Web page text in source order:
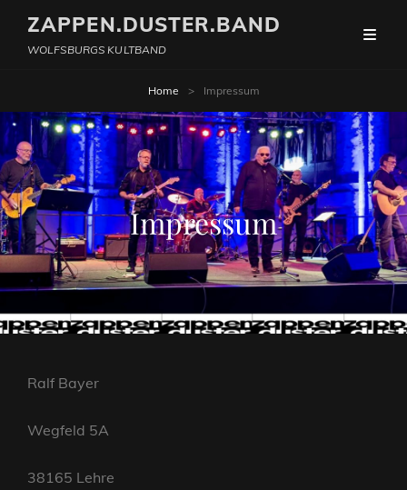
ZAPPEN.DUSTER.BAND
WOLFSBURGS KULTBAND
Home > Impressum
Impressum
Ralf Bayer
Wegfeld 5A
38165 Lehre